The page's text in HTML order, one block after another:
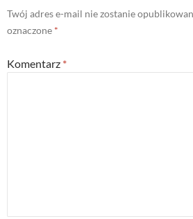
Twój adres e-mail nie zostanie
oznaczone *
Komentarz *